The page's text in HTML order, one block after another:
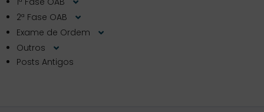
2ª Fase OAB
Exame de Ordem
Outros
Posts Antigos